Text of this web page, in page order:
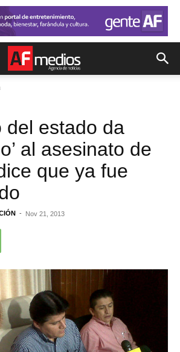
del estado da
al asesinato de
que ya fue
- Nov 21, 2013